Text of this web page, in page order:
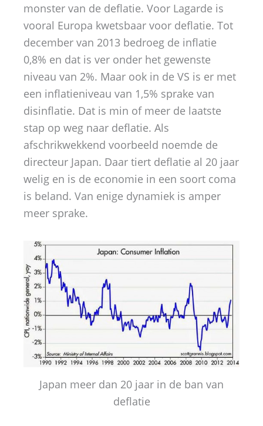
monster van de deflatie. Voor Lagarde is
vooral Europa kwetsbaar voor deflatie. Tot
december van 2013 bedroeg de inflatie
0,8% en dat is ver onder het gewenste
niveau van 2%. Maar ook in de VS is er met
een inflatieniveau van 1,5% sprake van
disinflatie. Dat is min of meer de laatste
stap op weg naar deflatie. Als
afschrikwekkend voorbeeld noemde de
directeur Japan. Daar tiert deflatie al 20 jaar
welig en is de economie in een soort coma
is beland. Van enige dynamiek is amper
meer sprake.
Japan meer dan 20 jaar in de ban van
deflatie